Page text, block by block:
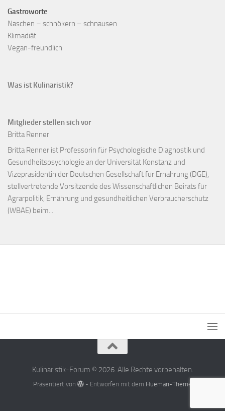
Gastroworte
Naschen – schnökern – schnausen
Klimadiät
Vegan-freundlich
Was ist Kulinaristik?
Mitglieder stellen sich vor
Britta Renner
Britta Renner ist Professorin für Psychologische Diagnostik und
Gesundheitspsychologie an der Universität Konstanz und
Vizepräsidentin der Deutschen Gesellschaft für Ernährung (DGE),
stellvertretende Vorsitzende des Wissenschaftlichen Beirats für
Agrarpolitik, Ernährung und gesundheitlichen Verbraucherschutz
(WBAE) beim...
Kulinaristik-Forum © 2026. Alle Rechte vorbehalten.
Präsentiert von - Entworfen mit dem Hueman-Theme